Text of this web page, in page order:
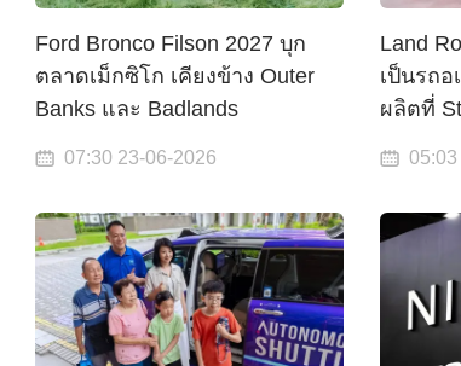
Ford Bronco Filson 2027 บุก
ตลาดเม็กซิโก เคียงข้าง Outer
Banks และ Badlands
07:30 23-06-2026
Land
เป็นรถ
ผลิตที่